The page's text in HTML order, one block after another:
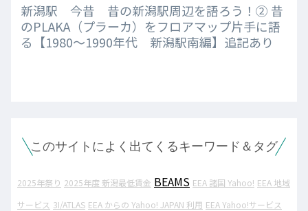
新潟駅 今昔 昔の新潟駅周辺を語ろう！② 昔
のPLAKA（プラーカ）をフロアマップ片手に語
る【1980～1990年代 新潟駅南編】追記あり
このサイトによく出てくるキーワード＆タグ
2025年祭り 2025年度 新潟最低賃金 BEAMS EEA 諸国 Yahoo! EEA 地域
サービス 3I/ATLAS EEA からの Yahoo! JAPAN 利用 EEA Yahoo!サービス